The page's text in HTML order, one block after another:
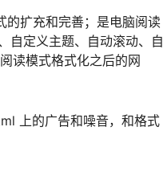
扩充和完善；是电脑阅读
自定义主题、自动滚动、自
读模式格式化之后的网
上的广告和噪音，和格式